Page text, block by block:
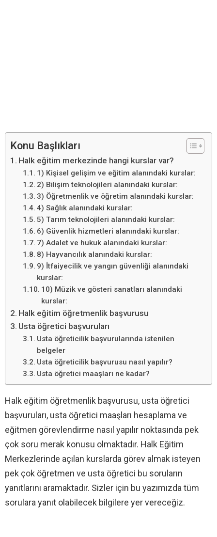
Konu Başlıkları
Halk eğitim merkezinde hangi kurslar var?
1) Kişisel gelişim ve eğitim alanındaki kurslar:
2) Bilişim teknolojileri alanındaki kurslar:
3) Öğretmenlik ve öğretim alanındaki kurslar:
4) Sağlık alanındaki kurslar:
5) Tarım teknolojileri alanındaki kurslar:
6) Güvenlik hizmetleri alanındaki kurslar:
7) Adalet ve hukuk alanındaki kurslar:
8) Hayvancılık alanındaki kurslar:
9) İtfaiyecilik ve yangın güvenliği alanındaki
kurslar:
10) Müzik ve gösteri sanatları alanındaki
kurslar:
Halk eğitim öğretmenlik başvurusu
Usta öğretici başvuruları
Usta öğreticilik başvurularında istenilen
belgeler
Usta öğreticilik başvurusu nasıl yapılır?
Usta öğretici maaşları ne kadar?
Halk eğitim öğretmenlik başvurusu, usta öğretici
başvuruları, usta öğretici maaşları hesaplama ve
eğitmen görevlendirme nasıl yapılır noktasında pek
çok soru merak konusu olmaktadır. Halk Eğitim
Merkezlerinde açılan kurslarda görev almak isteyen
pek çok öğretmen ve usta öğretici bu soruların
yanıtlarını aramaktadır. Sizler için bu yazımızda tüm
sorulara yanıt olabilecek bilgilere yer vereceğiz.